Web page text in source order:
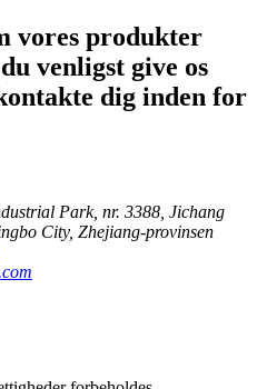
vores produkter
venligst give os
dig inden for
Park, nr. 3388, Jichang
City, Zhejiang-provinsen